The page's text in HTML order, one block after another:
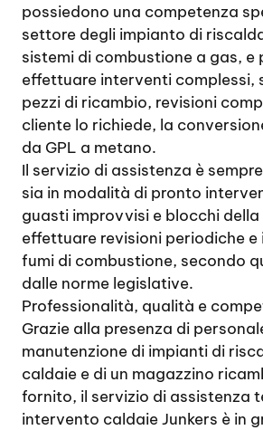
possiedono una competenza
settore degli impianto di
sistemi di combustione a gas, e
effettuare interventi complessi,
pezzi di ricambio, revisioni
cliente lo richiede, la
da GPL a metano.
Il servizio di assistenza è
sia in modalità di pronto
guasti improvvisi e blocchi
effettuare revisioni periodiche e
fumi di combustione, secondo
dalle norme legislative.
Professionalità, qualità e
Grazie alla presenza di
manutenzione di impianti di
caldaie e di un magazzino
fornito, il servizio di assistenza
intervento caldaie Junkers è in